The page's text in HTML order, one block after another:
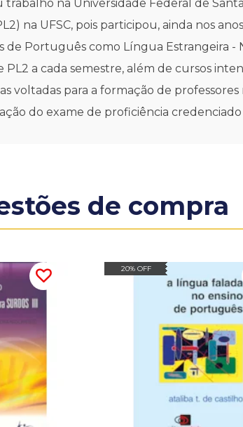
na Universidade Federal de
na UFSC, pois participou, ainda nos
de Português como Língua Estrangeira -
a cada semestre, além de cursos
para a formação de professores
do exame de proficiência credenciado
de compra
20% OFF